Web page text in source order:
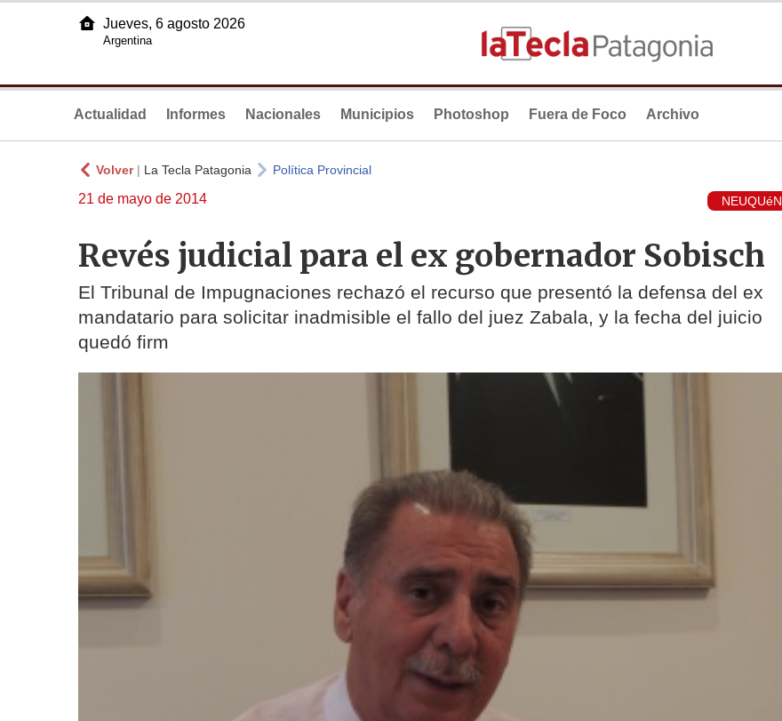
Jueves, 6 agosto 2026
Argentina
Actualidad Informes Nacionales Municipios Photoshop Fuera de Foco Archivo
Volver| La Tecla Patagonia Política Provincial
21 de mayo de 2014 NEUQUéN
Revés judicial para el ex gobernador Sobisch
El Tribunal de Impugnaciones rechazó el recurso que presentó la defensa del ex
mandatario para solicitar inadmisible el fallo del juez Zabala, y la fecha del juicio
quedó firm